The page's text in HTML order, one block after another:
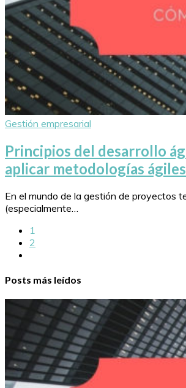
Gestión empresarial
Principios del desarrollo
aplicar metodologías
En el mundo de la gestión de proyectos
(especialmente…
1
2
Posts más leídos